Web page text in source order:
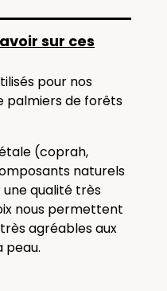
sur ces
pour nos
palmiers de forêts
(coprah,
naturels
qualité très
nous permettent
agréables aux
peau.